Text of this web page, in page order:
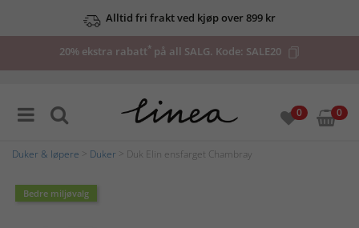
Alltid fri frakt ved kjøp over 899 kr
20% ekstra rabatt* på all SALG. Kode: SALE20
0 0
Duker & løpere Duker > Duk Elin ensfarget Chambray
Bedre miljøvalg